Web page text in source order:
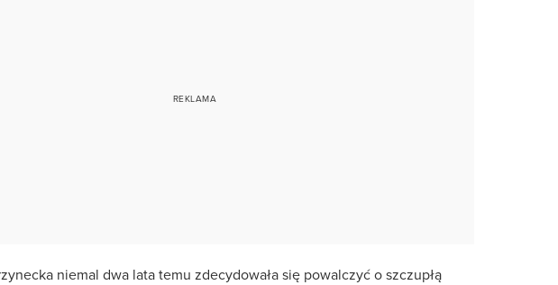
niemal dwa lata temu zdecydowała się powalczyć o szczupłą